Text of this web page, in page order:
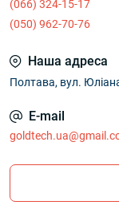
(066) 324-15-17
(050) 962-70-76
Наша адреса
Полтава, вул.
E-mail